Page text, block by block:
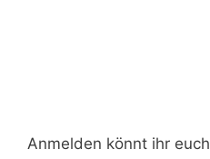
Anmelden könnt ihr euch